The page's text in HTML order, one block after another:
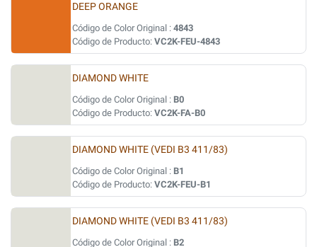
DEEP ORANGE
Código de Color Original : 4843
Código de Producto: VC2K-FEU-4843
DIAMOND WHITE
Código de Color Original : B0
Código de Producto: VC2K-FA-B0
DIAMOND WHITE (VEDI B3 411/83)
Código de Color Original : B1
Código de Producto: VC2K-FEU-B1
DIAMOND WHITE (VEDI B3 411/83)
Código de Color Original : B2